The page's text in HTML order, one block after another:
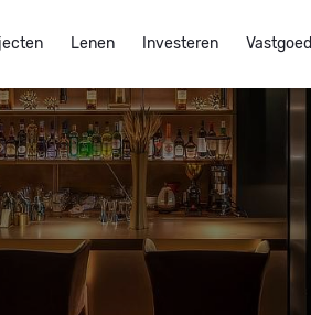
Lenen Investeren Vastgoed